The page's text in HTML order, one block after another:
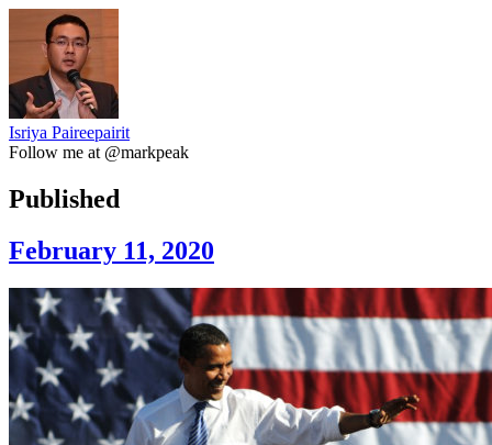
Isriya Paireepairit
Follow me at @markpeak
Published
February 11, 2020